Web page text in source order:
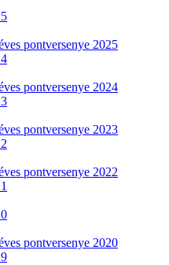
pontversenye 2025
pontversenye 2024
pontversenye 2023
pontversenye 2022
pontversenye 2020